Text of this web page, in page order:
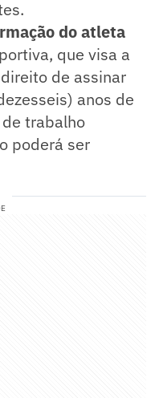
do atleta
que visa a
de assinar
anos de
trabalho
poderá ser